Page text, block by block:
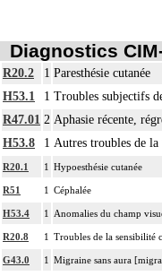
Diagnostics
R20.2 1 Paresthésie cutanée
H53.1
1 Troubles subjectifs
R47.01 2 Aphasie récente,
H53.8
1 Autres troubles de la
R20.1 1 Hypoesthésie cutanée
R51 1 Céphalée
H53.4 1 Anomalies du champ
R20.8 1 Troubles de la sensibilité
G43.0 1 Migraine sans aura